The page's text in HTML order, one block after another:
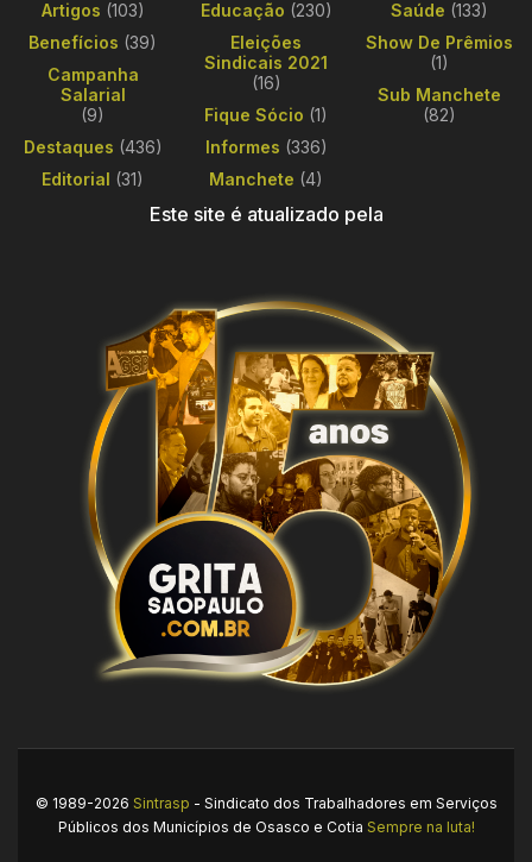
Artigos (103)
Benefícios (39)
Campanha
Salarial
(9)
Destaques (436)
Editorial (31)
Educação (230)
Eleições
Sindicais 2021
(16)
Fique Sócio (1)
Informes (336)
Manchete (4)
Saúde (133)
Show De Prêmios
(1)
Sub Manchete
(82)
Este site é atualizado pela
© 1989-2026 Sintrasp - Sindicato dos Trabalhadores em Serviços
Públicos dos Municípios de Osasco e Cotia Sempre na luta!